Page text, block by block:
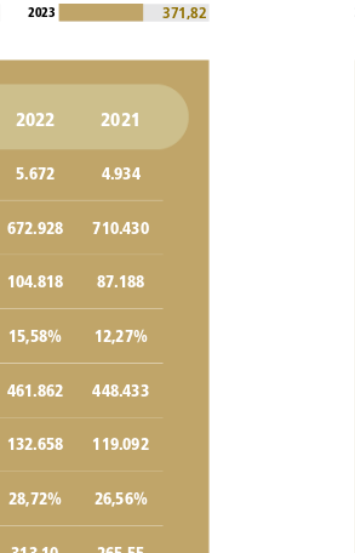
2023
2022 2021
5.672 4.934
672.928 710.430
104.818 87.188
15,58% 12,27%
461.862 448.433
132.658 119.092
28,72% 26,56%
371,82